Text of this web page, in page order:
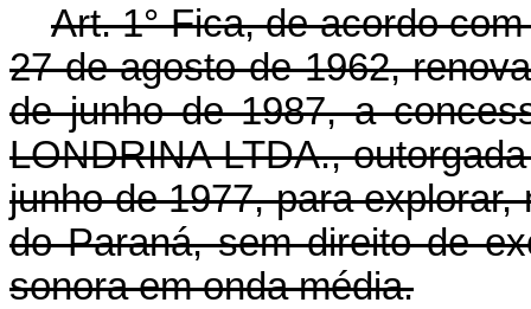
Art.1° Fica, de acordo com
27 de agosto de 1962,
de junho de 1987, a
LONDRINA LTDA.,
junho de 1977, para
do Paraná, sem direito de
sonora em onda média.